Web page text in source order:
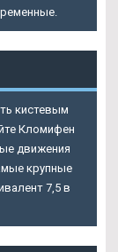
кистевым
Кломифен
движения
крупные
7,5 в